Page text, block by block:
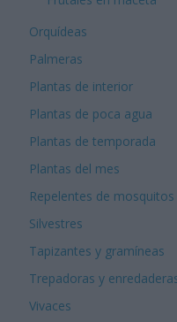
Orquídeas
Palmeras
Plantas de interior
Plantas de poca agua
Plantas de temporada
Plantas del mes
Repelentes de mosquitos
Silvestres
Tapizantes y gramíneas
Trepadoras y
Vivaces